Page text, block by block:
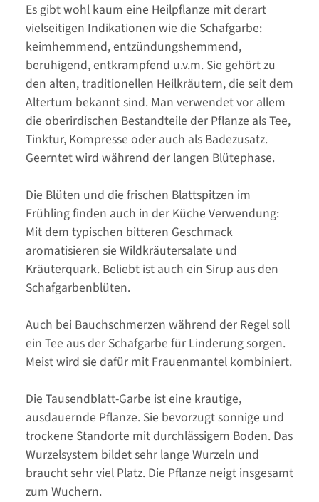
Es gibt wohl kaum eine Heilpflanze mit derart
vielseitigen Indikationen wie die Schafgarbe:
keimhemmend, entzündungshemmend,
beruhigend, entkrampfend u.v.m. Sie gehört zu
den alten, traditionellen Heilkräutern, die seit dem
Altertum bekannt sind. Man verwendet vor allem
die oberirdischen Bestandteile der Pflanze als Tee,
Tinktur, Kompresse oder auch als Badezusatz.
Geerntet wird während der langen Blütephase.
Die Blüten und die frischen Blattspitzen im
Frühling finden auch in der Küche Verwendung:
Mit dem typischen bitteren Geschmack
aromatisieren sie Wildkräutersalate und
Kräuterquark. Beliebt ist auch ein Sirup aus den
Schafgarbenblüten.
Auch bei Bauchschmerzen während der Regel soll
ein Tee aus der Schafgarbe für Linderung sorgen.
Meist wird sie dafür mit Frauenmantel kombiniert.
Die Tausendblatt-Garbe ist eine krautige,
ausdauernde Pflanze. Sie bevorzugt sonnige und
trockene Standorte mit durchlässigem Boden. Das
Wurzelsystem bildet sehr lange Wurzeln und
braucht sehr viel Platz. Die Pflanze neigt insgesamt
zum Wuchern.